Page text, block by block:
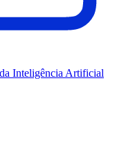
Inteligência Artificial